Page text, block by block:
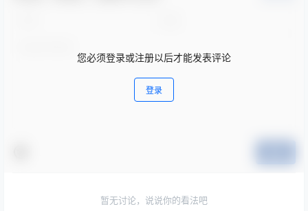
您必须登录或注册以后才能发表评论
登录
暂无讨论，说说你的看法吧